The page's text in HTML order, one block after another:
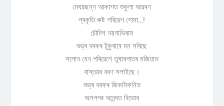
মেঘাচ্ছন্ন আকাশত শুকুলা আৱৰণ
প্ৰকৃতি ৰুষ্ট পৰিৱেশ গোমা…!
চৌদিশ নয়নাভিৰাম
শুভ্ৰ বৰফৰ টুকুৰাৰে মন সৰিছে
সপোন যেন পৰিৱেশে তুষাৰপাতৰ মজিয়াত
বাস্তৱৰ বৰণ সলাইছে।
শুভ্ৰ বৰফৰ জিকমিকনিত
অলপপৰ আনন্দত বিভোৰ